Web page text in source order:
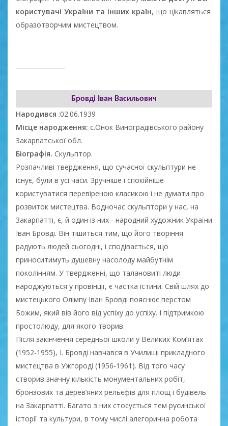
користувачі України та інших країн, що цікавляться
образотворчим мистецтвом.
Бровді Іван Васильович
Народився :02.06.1939
Місце народження: с.Онок Виноградівського району
Закарпатської обл.
Біографія. Скульптор.
Розпачливі твердження, що сучасної скульптури не
існує, були в усі часи. Зручніше і спокійніше
користуватися перевіреною класикою і не думати про
розвиток мистецтва. Водночас скульптори у нас, на
Закарпатті, є, й один із них - народний художник України
Іван Бровді. Він тішиться тим, що його творіння
радують людей сьогодні, і сподівається, що
приноситимуть душевну насолоду майбутнім
поколінням. У твердженні, що талановиті люди
народжуються у провінції, є частка істини. Свій шлях до
мистецького Олімпу Іван Бровді пояснює перстом
Божим, який вів його від успіху до успіху. І підтримкою
простолюду, для якого творив.
Після закінчення середньої школи у Великих Ком’ятах
(1952-1955), І. Бровді навчався в Училищі прикладного
мистецтва в Ужгороді (1956-1961). Від того часу
створив значну кількість монументальних робіт,
бронзових та дерев’яних рельєфів для площ і будівель
на Закарпатті. Багато з них стосується тем русинської
історії та культури, в тому числі алегорична робота